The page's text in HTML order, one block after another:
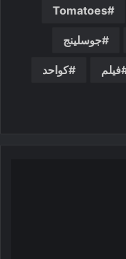
Tomatoes
جوسلينج
فيلم كواحد